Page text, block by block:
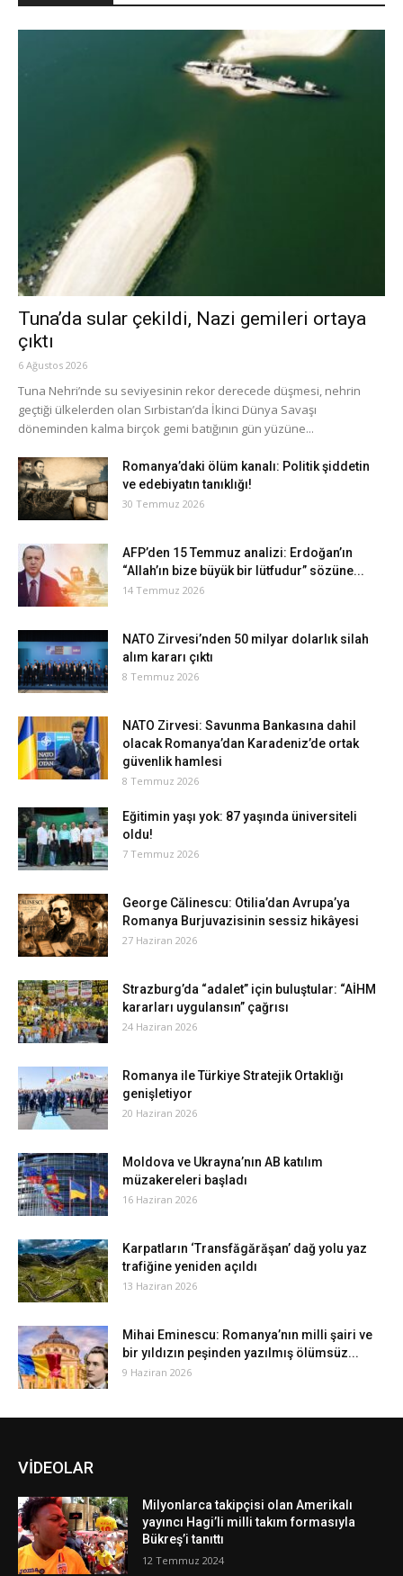
Tuna’da sular çekildi, Nazi gemileri ortaya
çıktı
6 Ağustos 2026
Tuna Nehri’nde su seviyesinin rekor derecede düşmesi, nehrin
geçtiği ülkelerden olan Sırbistan’da İkinci Dünya Savaşı
döneminden kalma birçok gemi batığının gün yüzüne...
Romanya’daki ölüm kanalı: Politik şiddetin
ve edebiyatın tanıklığı!
30 Temmuz 2026
AFP’den 15 Temmuz analizi: Erdoğan’ın
“Allah’ın bize büyük bir lütfudur” sözüne...
14 Temmuz 2026
NATO Zirvesi’nden 50 milyar dolarlık silah
alım kararı çıktı
8 Temmuz 2026
NATO Zirvesi: Savunma Bankasına dahil
olacak Romanya’dan Karadeniz’de ortak
güvenlik hamlesi
8 Temmuz 2026
Eğitimin yaşı yok: 87 yaşında üniversiteli
oldu!
7 Temmuz 2026
George Călinescu: Otilia’dan Avrupa’ya
Romanya Burjuvazisinin sessiz hikâyesi
27 Haziran 2026
Strazburg’da “adalet” için buluştular: “AİHM
kararları uygulansın” çağrısı
24 Haziran 2026
Romanya ile Türkiye Stratejik Ortaklığı
genişletiyor
20 Haziran 2026
Moldova ve Ukrayna’nın AB katılım
müzakereleri başladı
16 Haziran 2026
Karpatların ‘Transfăgărăşan’ dağ yolu yaz
trafiğine yeniden açıldı
13 Haziran 2026
Mihai Eminescu: Romanya’nın milli şairi ve
bir yıldızın peşinden yazılmış ölümsüz...
9 Haziran 2026
VİDEOLAR
Milyonlarca takipçisi olan Amerikalı
yayıncı Hagi’li milli takım formasıyla
Bükreş’i tanıttı
12 Temmuz 2024